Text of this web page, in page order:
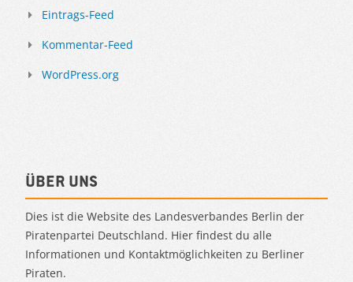
Eintrags-Feed
Kommentar-Feed
WordPress.org
Über uns
Dies ist die Website des Landesverbandes Berlin der
Piratenpartei Deutschland. Hier findest du alle
Informationen und Kontaktmöglichkeiten zu Berliner
Piraten.